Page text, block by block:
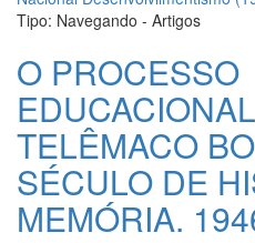
Tipo: Navegando - Artigos
O PROCESSO
TELÊMACO
SÉCULO DE
MEMÓRIA.